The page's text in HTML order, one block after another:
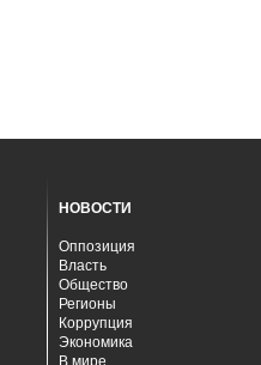
НОВОСТИ
Оппозиция
Власть
Общество
Регионы
Коррупция
Экономика
В мире